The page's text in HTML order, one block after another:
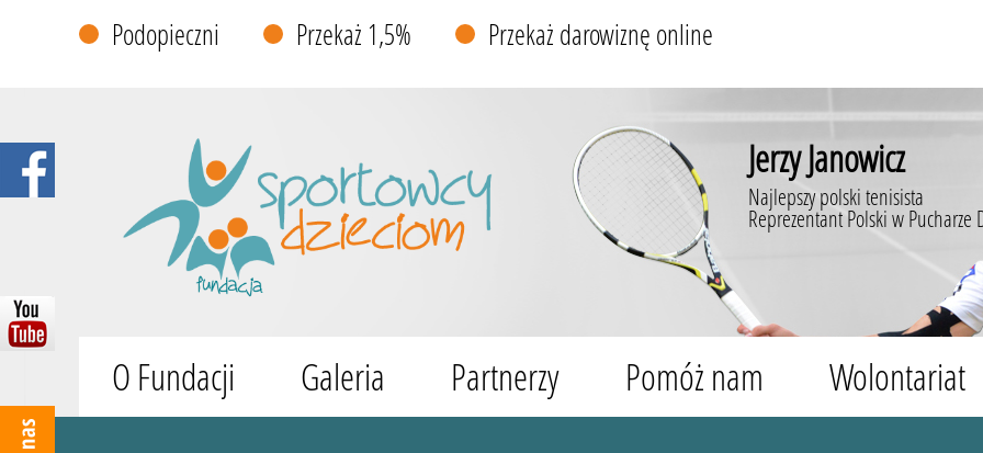
Podopieczni Przekaż 1,5% Przekaż darowiznę online
Jerzy Janowicz
Najlepszy polski tenisista
Reprezentant Polski w Pucharze
O Fundacji Galeria Partnerzy Pomóż nam Wolontariat